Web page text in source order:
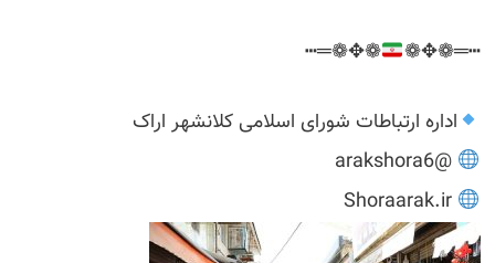
┅═❁✥❁
❁✥❁═┅
اداره ارتباطات شورای اسلامی کلانشهر اراک
@arakshora6
Shoraarak.ir